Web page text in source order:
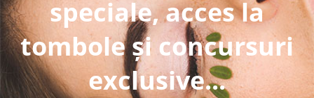
speciale, acces la
tombole și concursuri
exclusive...